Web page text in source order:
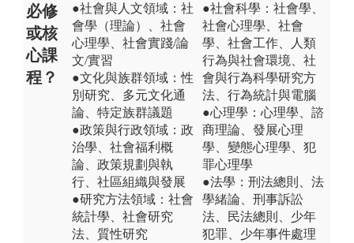
必修
或核
心課
程？
●社會與人文領域：社
會學（理論）、社會
心理學、社會實踐/論
文/實習
●文化與族群領域：性
別研究、多元文化通
論、特定族群議題
●政策與行政領域：政
治學、社會福利概
論、政策規劃與執
行、社區組織與發展
●研究方法領域：社會
統計學、社會研究
法、質性研究
●社會科學：社會學、
社會心理學、社會
學、社會工作、人類
行為與社會環境、社
會與行為科學研究方
法、行為統計與電腦
●心理學：心理學、諮
商理論、發展心理
學、變態心理學、犯
罪心理學
●法學：刑法總則、法
學緒論、刑事訴訟
法、民法總則、少年
犯罪、少年事件處理